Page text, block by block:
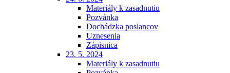
Materiály k zasadnutiu
Pozvánka
Dochádzka poslancov
Uznesenia
Zápisnica
23. 5. 2024
Materiály k zasadnutiu